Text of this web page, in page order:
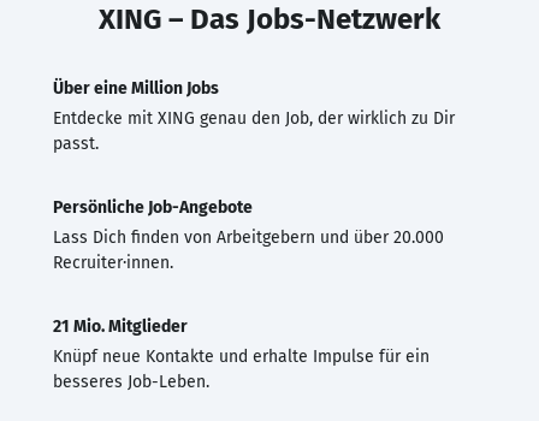
XING – Das Jobs-Netzwerk
Über eine Million Jobs
Entdecke mit XING genau den Job, der wirklich zu Dir
passt.
Persönliche Job-Angebote
Lass Dich finden von Arbeitgebern und über 20.000
Recruiter·innen.
21 Mio. Mitglieder
Knüpf neue Kontakte und erhalte Impulse für ein
besseres Job-Leben.